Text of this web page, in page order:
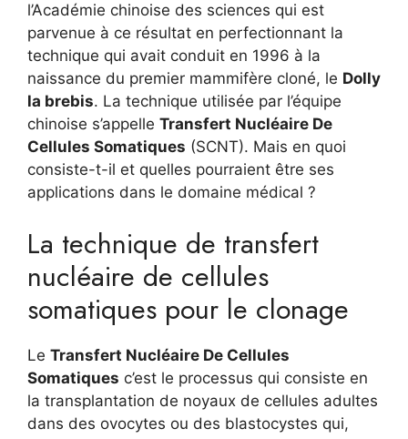
l’Académie chinoise des sciences qui est
parvenue à ce résultat en perfectionnant la
technique qui avait conduit en 1996 à la
naissance du premier mammifère cloné, le Dolly
la brebis. La technique utilisée par l’équipe
chinoise s’appelle Transfert Nucléaire De
Cellules Somatiques (SCNT). Mais en quoi
consiste-t-il et quelles pourraient être ses
applications dans le domaine médical ?
La technique de transfert
nucléaire de cellules
somatiques pour le clonage
Le Transfert Nucléaire De Cellules
Somatiques c’est le processus qui consiste en
la transplantation de noyaux de cellules adultes
dans des ovocytes ou des blastocystes qui,